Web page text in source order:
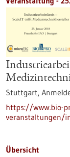
Stuttgart,
https://www.bio-
veranstaltungen/
Übersicht